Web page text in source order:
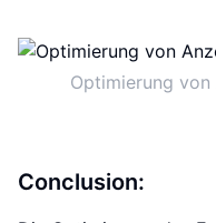
Optimierung
Conclusion: